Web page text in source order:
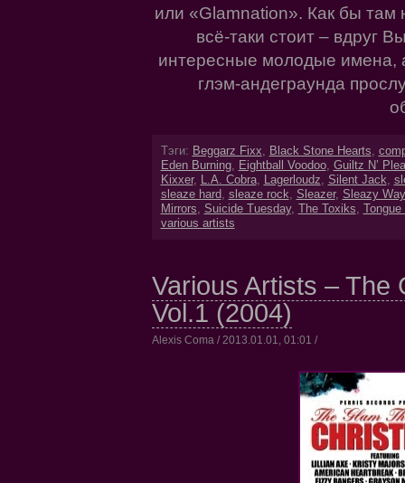
или «Glamnation». Как бы там
всё-таки стоит – вдруг
интересные молодые имена,
глэм-андеграунда
Тэги: Beggarz Fixx, Black Stone Hearts,
Eden Burning, Eightball Voodoo, Guiltz N’
Kixxer, L.A. Cobra, Lagerloudz, Silent Jack,
sleaze hard, sleaze rock, Sleazer, Sleazy
Mirrors, Suicide Tuesday, The Toxiks,
various artists
Various Artists – The
Vol.1 (2004)
Alexis Coma / 2013.01.01, 01:01 /